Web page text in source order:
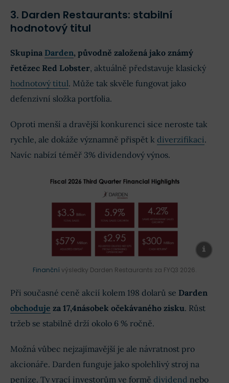
3. Darden Restaurants: stabilní
hodnotový titul
Skupina Darden, původně založená jako známý
řetězec Red Lobster, aktuálně představuje klasický
hodnotový titul. Může tak skvěle fungovat jako
defenzivní složka portfolia.
Oproti menší a dravější konkurenci sice neroste tak
rychle, ale dokáže významně přispět k diverzifikaci.
Navíc nabízí téměř 3% dividendový výnos.
Finanční výsledky Darden Restaurants za FYQ3 2026.
Při současné ceně akcií kolem 198 dolarů se Darden
obchoduje za 17,4násobek očekávaného zisku. Růst
tržeb se stabilně drží okolo 6 % ročně.
Možná vůbec nejzajímavější je ale návratnost pro
akcionáře. Darden funguje jako spolehlivý stroj na
peníze. Ty vrací investorům ve formě dividend nebo